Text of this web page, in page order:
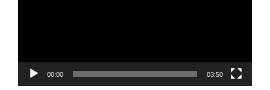
00:00 03:50